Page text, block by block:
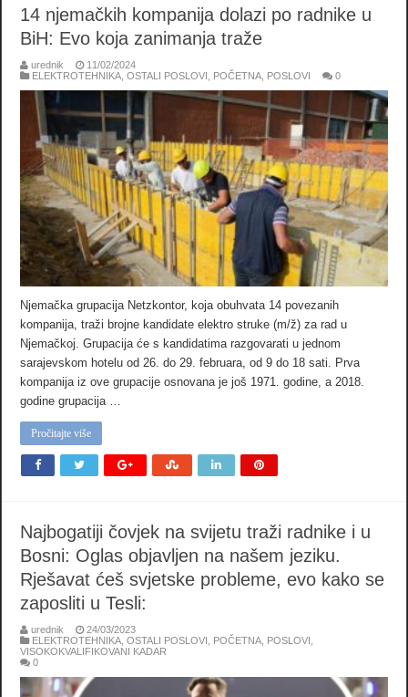
14 njemačkih kompanija dolazi po radnike u
BiH: Evo koja zanimanja traže
urednik
11/02/2024
ELEKTROTEHNIKA ,OSTALI POSLOVI POČETNA POSLOVI 0
Njemačka grupacija Netzkontor, koja obuhvata 14 povezanih
kompanija, traži brojne kandidate elektro struke (m/ž) za rad u
Njemačkoj. Grupacija će s kandidatima razgovarati u jednom
sarajevskom hotelu od 26. do 29. februara, od 9 do 18 sati. Prva
kompanija iz ove grupacije osnovana je još 1971. godine, a 2018.
godine grupacija …
Pročitajte više
Najbogatiji čovjek na svijetu traži radnike i u
Bosni: Oglas objavljen na našem jeziku.
Rješavat ćeš svjetske probleme, evo kako se
zaposliti u Tesli:
urednik
24/03/2023
ELEKTROTEHNIKA ,OSTALI POSLOVI POČETNA POSLOVI
VISOKOKVALIFIKOVANI KADAR
0